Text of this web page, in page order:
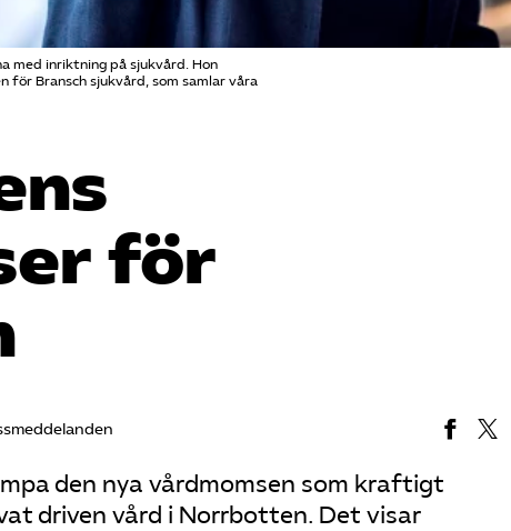
med inriktning på sjukvård. Hon
för Bransch sjukvård, som samlar våra
för
den nya vårdmomsen som kraftigt
driven vård i Norrbotten. Det visar